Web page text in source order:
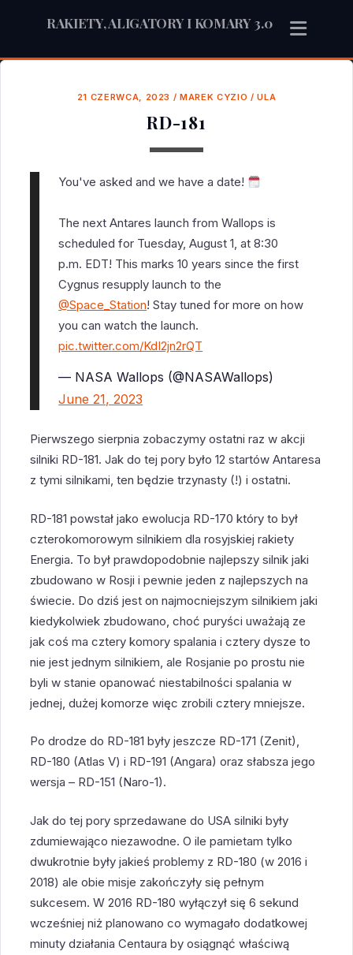
RAKIETY, ALIGATORY I KOMARY 3.0
21 CZERWCA, 2023 /MAREK CYZIO /ULA
RD-181
You've asked and we have a date!
The next Antares launch from Wallops is
scheduled for Tuesday, August 1, at 8:30
p.m. EDT! This marks 10 years since the first
Cygnus resupply launch to the
@Space_Station! Stay tuned for more on how
you can watch the launch.
pic.twitter.com/KdI2jn2rQT
— NASA Wallops (@NASAWallops)
June 21, 2023
Pierwszego sierpnia zobaczymy ostatni raz w akcji
silniki RD-181. Jak do tej pory było 12 startów Antaresa
z tymi silnikami, ten będzie trzynasty (!) i ostatni.
RD-181 powstał jako ewolucja RD-170 który to był
czterokomorowym silnikiem dla rosyjskiej rakiety
Energia. To był prawdopodobnie najlepszy silnik jaki
zbudowano w Rosji i pewnie jeden z najlepszych na
świecie. Do dziś jest on najmocniejszym silnikiem jaki
kiedykolwiek zbudowano, choć puryści uważają ze
jak coś ma cztery komory spalania i cztery dysze to
nie jest jednym silnikiem, ale Rosjanie po prostu nie
byli w stanie opanować niestabilności spalania w
jednej, dużej komorze więc zrobili cztery mniejsze.
Po drodze do RD-181 były jeszcze RD-171 (Zenit),
RD-180 (Atlas V) i RD-191 (Angara) oraz słabsza jego
wersja – RD-151 (Naro-1).
Jak do tej pory sprzedawane do USA silniki były
zdumiewająco niezawodne. O ile pamietam tylko
dwukrotnie były jakieś problemy z RD-180 (w 2016 i
2018) ale obie misje zakończyły się pełnym
sukcesem. W 2016 RD-180 wyłączył się 6 sekund
wcześniej niż planowano co wymagało dodatkowej
minuty działania Centaura by osiągnąć właściwą